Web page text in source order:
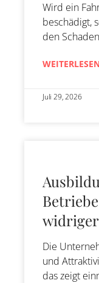
Wird ein
beschädigt,
den
WEITERLESEN
Juli 29, 2026
widriger
Die
und
das zeigt